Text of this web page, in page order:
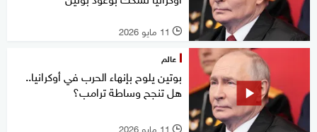
l 11 مايو 2026
عالم
بوتين يلوح بإنهاء الحرب في أوكرانيا..
هل تنجح وساطة ترامب؟
l 11 مايو 2026